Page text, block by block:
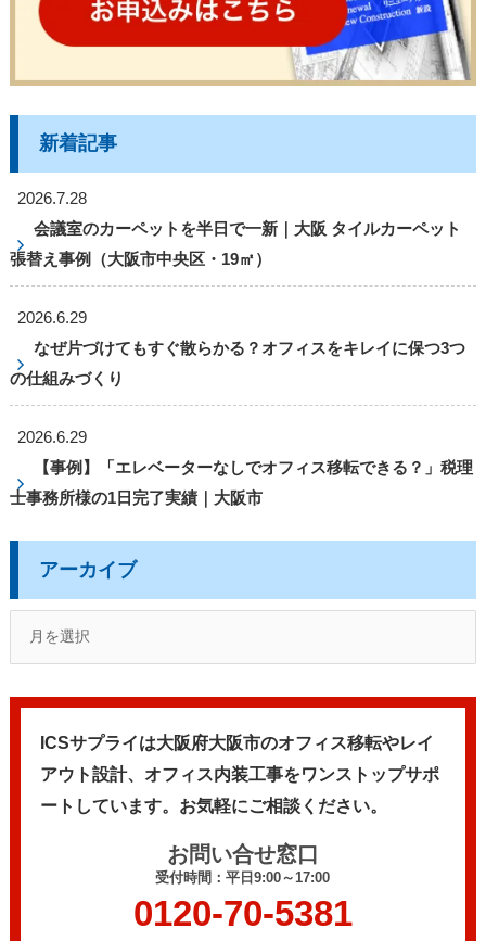
新着記事
2026.7.28
会議室のカーペットを半日で一新｜大阪 タイルカーペット
張替え事例（大阪市中央区・19㎡）
2026.6.29
なぜ片づけてもすぐ散らかる？オフィスをキレイに保つ3つ
の仕組みづくり
2026.6.29
【事例】「エレベーターなしでオフィス移転できる？」税理
士事務所様の1日完了実績｜大阪市
アーカイブ
ICSサプライは大阪府大阪市のオフィス移転やレイ
アウト設計、 オフィス内装工事をワンストップサポ
ートしています。 お気軽にご相談ください。
お問い合せ窓口
受付時間：平日9:00～17:00
0120-70-5381